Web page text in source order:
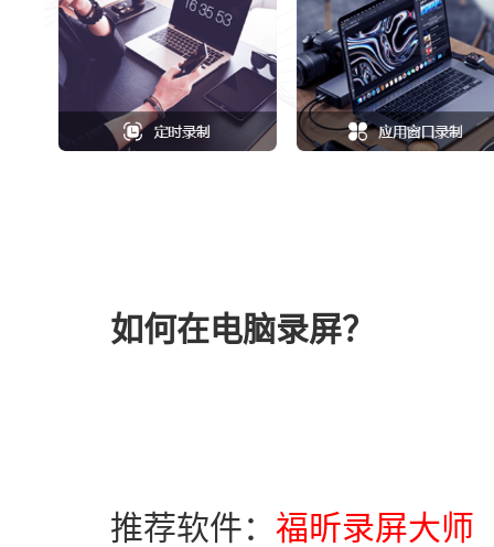
如何在电脑录屏？
推荐软件： 福昕录屏大师